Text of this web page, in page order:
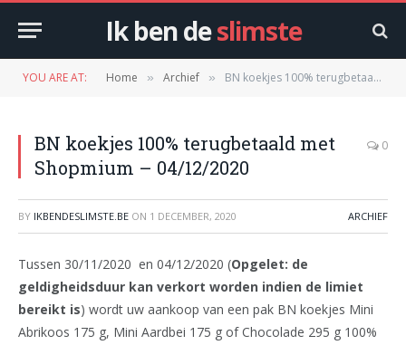
Ik ben deslimste
YOU ARE AT: Home » Archief » BN koekjes 100% terugbetaald met Shopmium – 04/12/2020
BN koekjes 100% terugbetaald met
Shopmium – 04/12/2020
0
BY IKBENDESLIMSTE.BE ON 1 DECEMBER, 2020 ARCHIEF
Tussen 30/11/2020 en 04/12/2020 (Opgelet: de
geldigheidsduur kan verkort worden indien de limiet
bereikt is) wordt uw aankoop van een pak BN koekjes Mini
Abrikoos 175 g, Mini Aardbei 175 g of Chocolade 295 g 100%